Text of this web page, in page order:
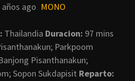
años ago MONO
Thailandia Duracion: 97 mins
Parkpoom
Pisanthanakun;
Sopon Sukdapisit Reparto: